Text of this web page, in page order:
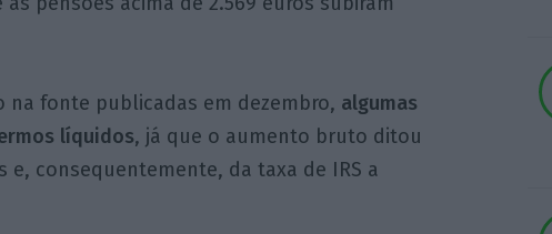
na fonte publicadas em dezembro, algumas
líquidos, já que o aumento bruto ditou
consequentemente, da taxa de IRS a